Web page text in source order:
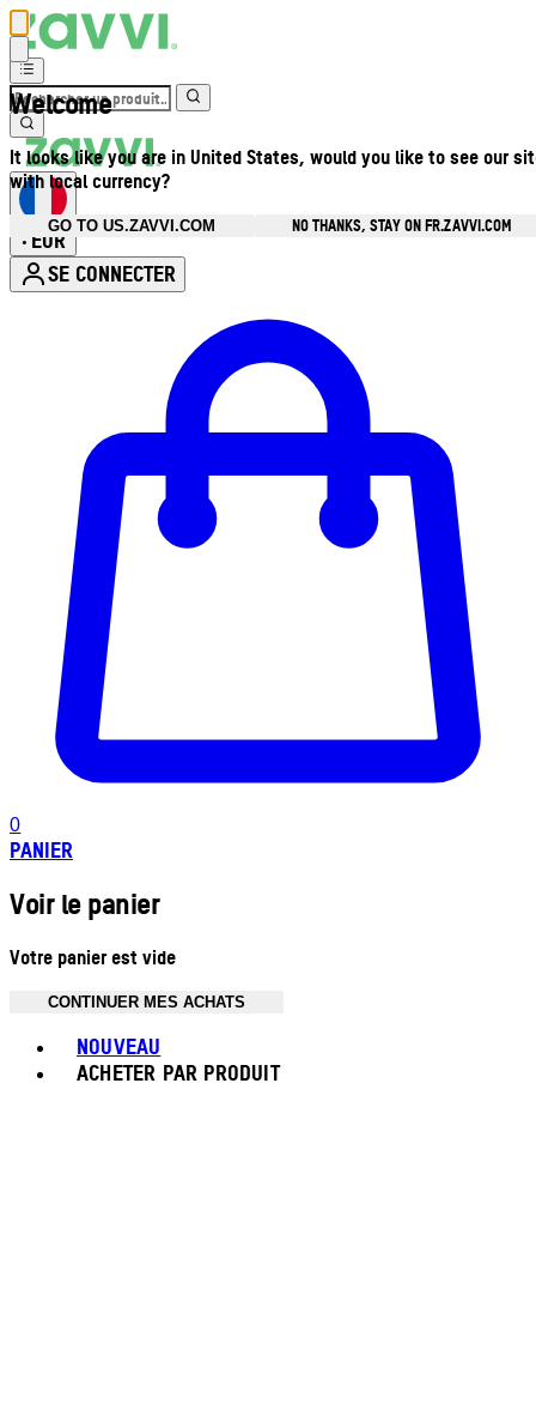
Welcome
It looks like you are in United States, would you like to see our
with local currency?
GO TO US.ZAVVI.COM
NO THANKS, STAY ON FR.ZAVVI.COM
• EUR
SE CONNECTER
0
PANIER
Voir le panier
Votre panier est vide
CONTINUER MES ACHATS
NOUVEAU
ACHETER PAR PRODUIT